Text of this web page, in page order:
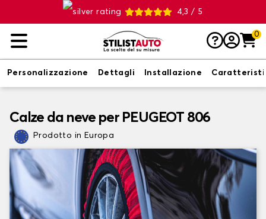
4,3 / 5
0
Personalizzazione Dettagli Installazione
Calze da neve per PEUGEOT 806
Prodotto in Europa